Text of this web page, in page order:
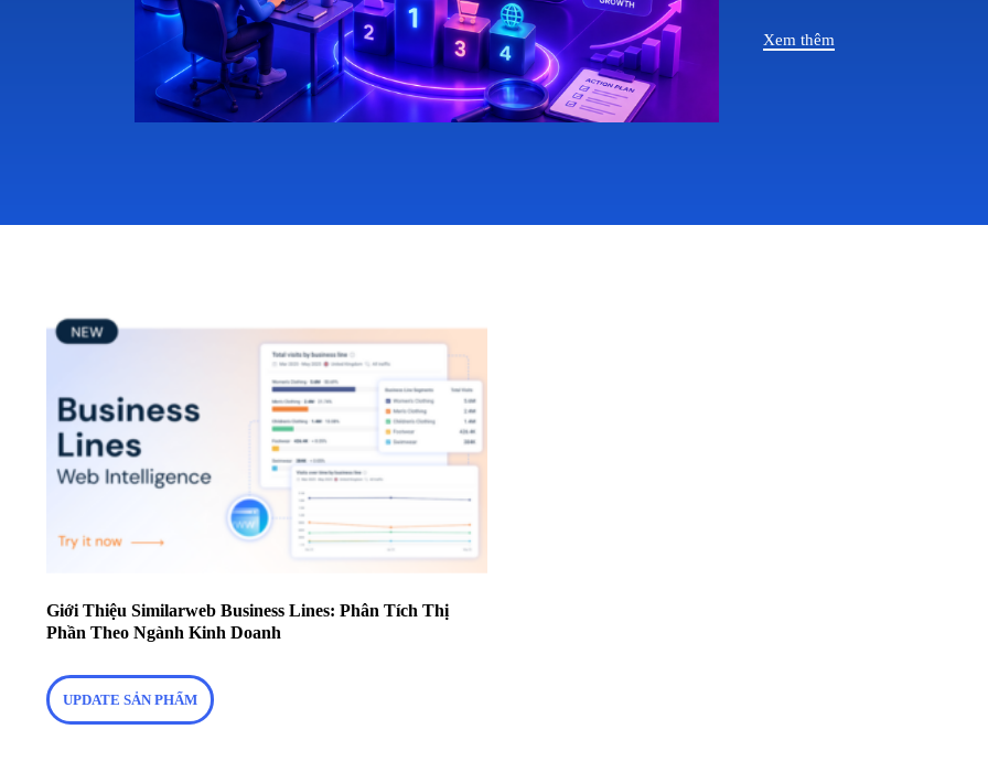
Xem thêm
UPDATE SẢN PHẨM
Giới Thiệu Similarweb Business Lines: Phân Tích Thị
Phần Theo Ngành Kinh Doanh